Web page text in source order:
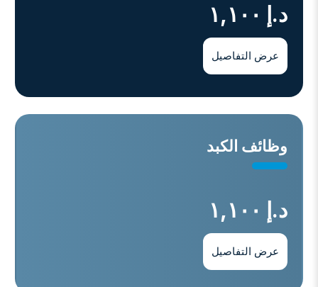
د.إ ١,١٠٠
عرض التفاصيل
وﻇﺎﺋﻒ اﻟﻜﺒﺪ
د.إ ١,١٠٠
عرض التفاصيل